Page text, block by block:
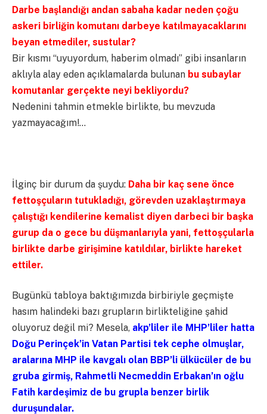
Darbe başlandığı andan sabaha kadar neden çoğu
askeri birliğin komutanı darbeye katılmayacaklarını
beyan etmediler, sustular?
Bir kısmı “uyuyordum, haberim olmadı” gibi insanların
aklıyla alay eden açıklamalarda bulunan bu subaylar
komutanlar gerçekte neyi bekliyordu?
Nedenini tahmin etmekle birlikte, bu mevzuda
yazmayacağım!…
İlginç bir durum da şuydu: Daha bir kaç sene önce
fettoşçuların tutukladığı, görevden uzaklaştırmaya
çalıştığı kendilerine kemalist diyen darbeci bir başka
gurup da o gece bu düşmanlarıyla yani, fettoşçularla
birlikte darbe girişimine katıldılar, birlikte hareket
ettiler.
Bugünkü tabloya baktığımızda birbiriyle geçmişte
hasım halindeki bazı grupların birlikteliğine şahid
oluyoruz değil mi? Mesela, akp’liler ile MHP’liler hatta
Doğu Perinçek’in Vatan Partisi tek cephe olmuşlar,
aralarına MHP ile kavgalı olan BBP’li ülkücüler de bu
gruba girmiş, Rahmetli Necmeddin Erbakan’ın oğlu
Fatih kardeşimiz de bu grupla benzer birlik
duruşundalar.